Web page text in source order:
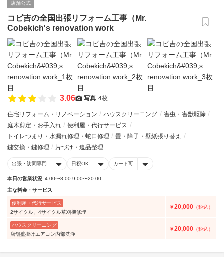
店舗公式
コビ吉の全国出張リフォーム工事（Mr.
Cobekich's renovation work
3.06 写真 4枚
住宅リフォーム・リノベーション ハウスクリーニング
害虫・害獣駆除
庭木剪定・お手入れ
便利屋・代行サービス
トイレつまり・水漏れ修理・蛇口修理
畳・障子・壁紙張り替え
鍵交換・鍵修理
片づけ・遺品整理
出張・訪問専門 日祝OK カード可
本日の営業状況 4:00〜8:00 9:00〜20:00
主な料金・サービス
便利屋・代行サービス
2サイクル、4サイクル草刈機修理
￥20,000 （税込）
ハウスクリーニング
店舗壁掛けエアコン内部洗浄
￥20,000 （税込）